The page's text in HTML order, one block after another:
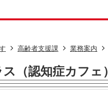
高齢者支援課 業務案内
（認知症カフェ）